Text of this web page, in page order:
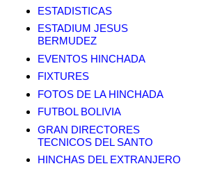
ESTADISTICAS
ESTADIUM JESUS
BERMUDEZ
EVENTOS HINCHADA
FIXTURES
FOTOS DE LA HINCHADA
FUTBOL BOLIVIA
GRAN DIRECTORES
TECNICOS DEL SANTO
HINCHAS DEL EXTRANJERO